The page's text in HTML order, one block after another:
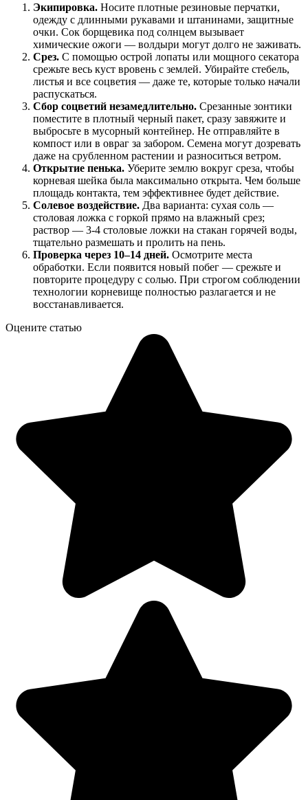
Экипировка. Носите плотные резиновые перчатки,
одежду с длинными рукавами и штанинами, защитные
очки. Сок борщевика под солнцем вызывает
химические ожоги — волдыри могут долго не заживать.
Срез. С помощью острой лопаты или мощного секатора
срежьте весь куст вровень с землей. Убирайте стебель,
листья и все соцветия — даже те, которые только начали
распускаться.
Сбор соцветий незамедлительно. Срезанные зонтики
поместите в плотный черный пакет, сразу завяжите и
выбросьте в мусорный контейнер. Не отправляйте в
компост или в овраг за забором. Семена могут дозревать
даже на срубленном растении и разноситься ветром.
Открытие пенька. Уберите землю вокруг среза, чтобы
корневая шейка была максимально открыта. Чем больше
площадь контакта, тем эффективнее будет действие.
Солевое воздействие. Два варианта: сухая соль —
столовая ложка с горкой прямо на влажный срез;
раствор — 3-4 столовые ложки на стакан горячей воды,
тщательно размешать и пролить на пень.
Проверка через 10–14 дней. Осмотрите места
обработки. Если появится новый побег — срежьте и
повторите процедуру с солью. При строгом соблюдении
технологии корневище полностью разлагается и не
восстанавливается.
Оцените статью